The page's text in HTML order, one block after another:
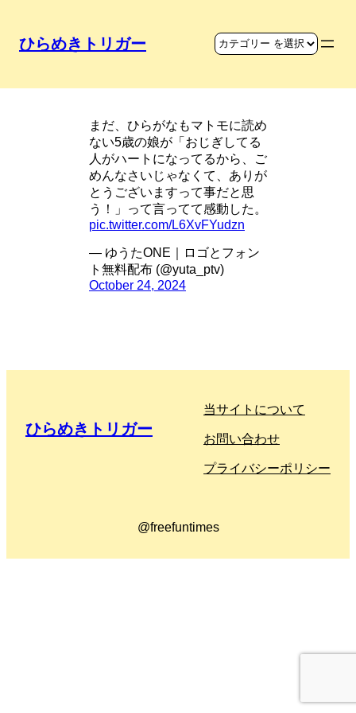
ひらめきトリガー
まだ、ひらがなもマトモに読め
ない5歳の娘が「おじぎしてる
人がハートになってるから、ご
めんなさいじゃなくて、ありが
とうございますって事だと思
う！」って言ってて感動した。
pic.twitter.com/L6XvFYudzn
— ゆうたONE｜ロゴとフォン
ト無料配布 (@yuta_ptv)
October 24, 2024
ひらめきトリガー
当サイトについて
お問い合わせ
プライバシーポリシー
@freefuntimes